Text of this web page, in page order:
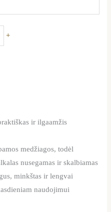
+
ir ilgaamžis
medžiagos, todėl
nusegamas ir skalbiamas
minkštas ir lengvai
naudojimui